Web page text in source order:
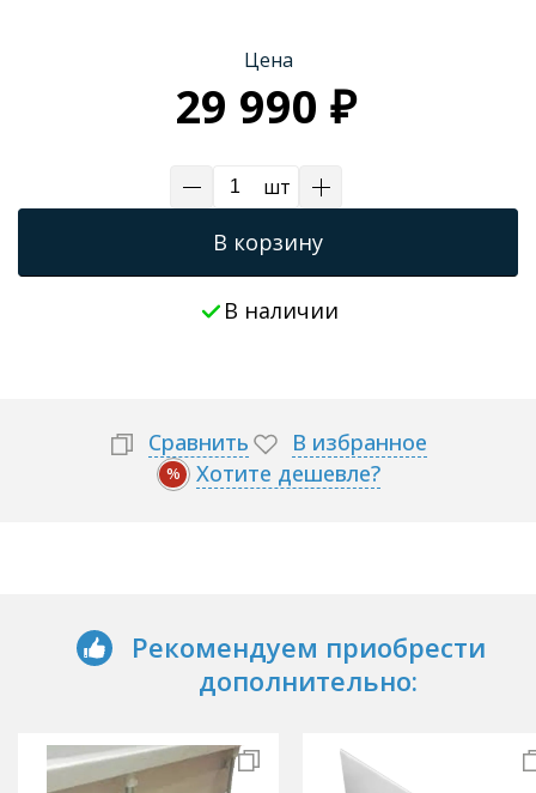
Цена
29 990 ₽
шт
В корзину
В наличии
Сравнить В избранное
% Хотите дешевле?
Рекомендуем приобрести
дополнительно: